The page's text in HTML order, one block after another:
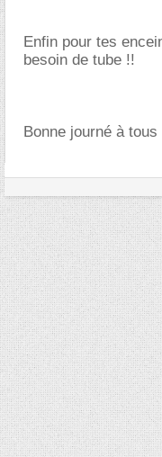
Enfin pour tes
besoin de tube !!
Bonne journé à tous